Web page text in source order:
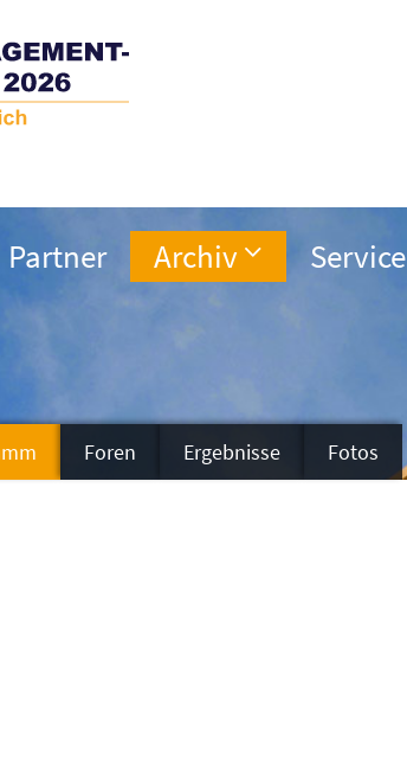
Partner Archiv Service
Foren Ergebnisse Fotos